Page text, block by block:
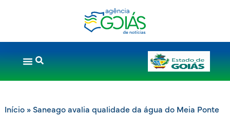
Início» Saneago avalia qualidade da água do Meia Ponte